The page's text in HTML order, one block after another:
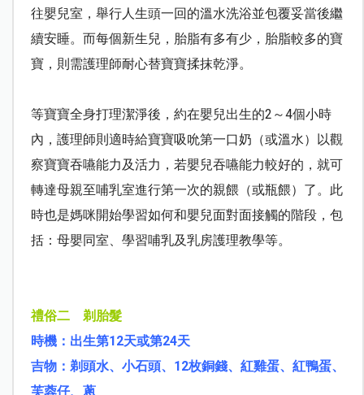
往嬰兒室，舉行人生頭一回的溫水洗浴並包覆妥當後繼
續安睡。而每個新生兒，胎脂有多有少，胎脂較多的寶
寶，則需護理師耐心替寶寶揉抹乾淨。
等寶寶全身打理潔淨後，約在嬰兒出生的2 ～4個小時
內，護理師則適時給寶寶吸吮第一口奶（或溫水）以觀
察寶寶吞嚥能力及活力，若嬰兒吞嚥能力較好的，就可
轉達母親至哺乳室進行第一次的親餵（或瓶餵）了。此
時也是媽咪開始學習如何和嬰兒面對面接觸的階段，包
括：母嬰同室、學習哺乳及乳房護理教學等。
禮俗二 剃胎髮
時機：出生第12天或第24天
吉物：剃頭水、小石頭、 12枚銅錢、紅雞蛋、紅鴨蛋、
芙蓉仔、蔥